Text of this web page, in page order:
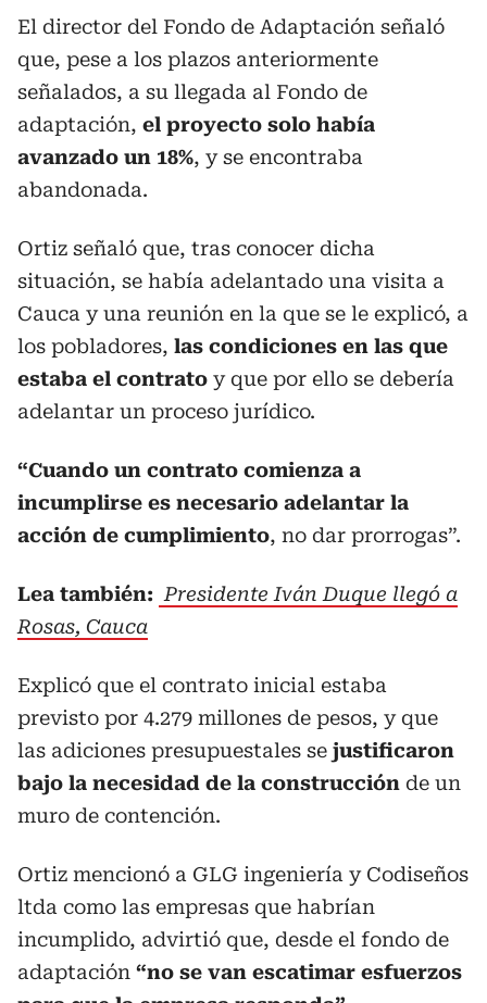
El director del Fondo de Adaptación señaló
que, pese a los plazos anteriormente
señalados, a su llegada al Fondo de
adaptación, el proyecto solo había
avanzado un 18%, y se encontraba
abandonada.
Ortiz señaló que, tras conocer dicha
situación, se había adelantado una visita a
Cauca y una reunión en la que se le explicó, a
los pobladores, las condiciones en las que
estaba el contrato y que por ello se debería
adelantar un proceso jurídico.
“Cuando un contrato comienza a
incumplirse es necesario adelantar la
acción de cumplimiento, no dar prorrogas”.
Lea también: Presidente Iván Duque llegó a
Rosas, Cauca
Explicó que el contrato inicial estaba
previsto por 4.279 millones de pesos, y que
las adiciones presupuestales se justificaron
bajo la necesidad de la construcción de un
muro de contención.
Ortiz mencionó a GLG ingeniería y Codiseños
ltda como las empresas que habrían
incumplido, advirtió que, desde el fondo de
adaptación “no se van escatimar esfuerzos